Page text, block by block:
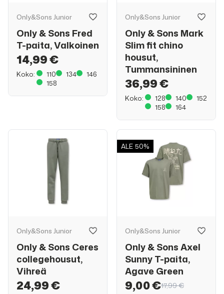
Only&Sons Junior
Only & Sons Fred
T-paita, Valkoinen
14,99 €
Koko: 110 134
146
158
Only&Sons Junior
Only & Sons Mark
Slim fit chino
housut,
Tummansininen
36,99 €
Koko: 128 140
152
158
164
Only&Sons Junior
Only & Sons Ceres
collegehousut,
Vihreä
24,99 €
ALE 50%
Only&Sons Junior
Only & Sons Axel
Sunny T-paita,
Agave Green
9,00 €17,99 €